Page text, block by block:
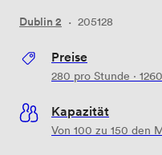
Dublin 2 · 205128
Preise
280 pro Stunde ·
Kapazität
Von 100 zu 150 den